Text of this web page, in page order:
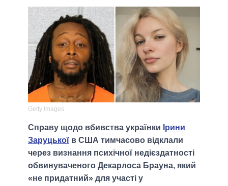
Getty Images
Справу щодо вбивства українки Ірини
Заруцької в США тимчасово відклали
через визнання психічної недієздатності
обвинуваченого Декарлоса Брауна, який
«не придатний» для участі у